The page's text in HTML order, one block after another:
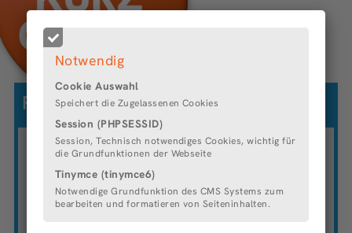
Notwendig
Cookie Auswahl
Speichert die Zugelassenen Cookies
Session (PHPSESSID)
Session, Technisch notwendiges Cookies, wichtig für
die Grundfunktionen der Webseite
Tinymce (tinymce6)
Notwendige Grundfunktion des CMS Systems zum
bearbeiten und formatieren von Seiteninhalten.
Faserinstitut Bremen e.V.
DAS UNTERNEHMEN
Beschäftigtenanzahl: 60